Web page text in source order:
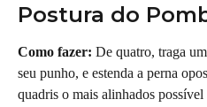
Postura do
Como fazer: De quatro, traga
seu punho, e estenda a perna
quadris o mais alinhados possível